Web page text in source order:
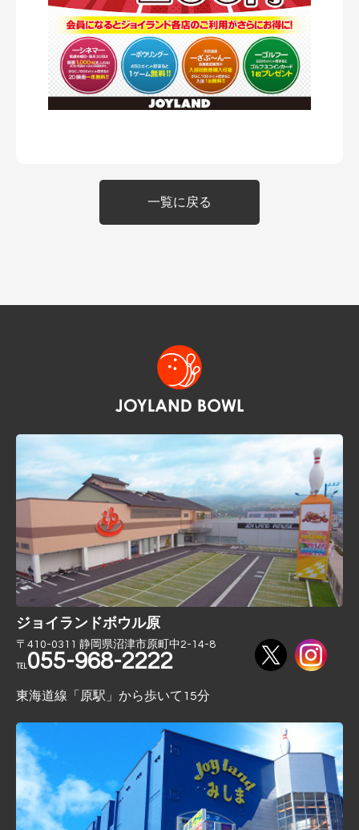
一覧に戻る
ジョイランドボウル原
〒410-0311 静岡県沼津市原町中2-14-8
℡055-968-2222
東海道線「原駅」から歩いて15分